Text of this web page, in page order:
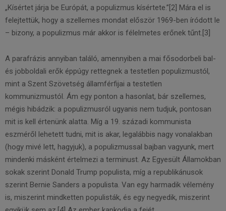
„Kísértet járja be Európát, a populizmus kísértete.”[2] Mára el is
felejtettük, hogy a szellemes mondat először 1969-ben íródott le
– bizony, a populizmus már akkor is félelmetes erőnek tűnt.[3]
A parafrázis annyiban találó, amennyiben a mai fősodorbeli bal-
és jobboldali erők éppúgy rettegnek a testetlen populizmustól,
mint a Szent Szövetség államférfijai a testetlen
kommunizmustól. Ám egy ponton a hasonlat, bár szellemes,
mégis hibádzik: a populizmusról ugyanis nem tudjuk, pontosan
mit is kell értenünk alatta. Míg a 19. századi kommunista
eszméről lehetett tudni, mit is akar, legalábbis nagy vonalakban
(hogy mivé lett, hagyjuk), a populizmussal bajban vagyunk, mert
mindenki másként értelmezi a terminust. Az Egyesült Államokban
sokak szerint Donald Trump populista, míg a republikánusok
szerint Bernie Sanders a populista. Van egy harmadik vélemény
is, miszerint mindketten populisták, és egy negyedik, miszerint